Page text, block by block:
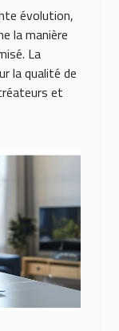
évolution,
la manière
La
la qualité de
et